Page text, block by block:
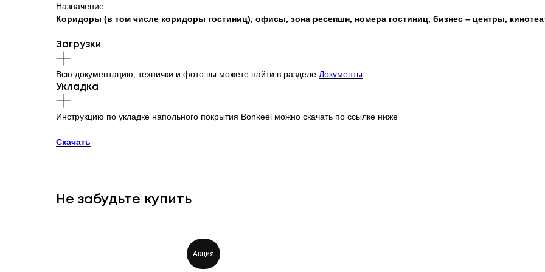
Назначение:
Коридоры (в том числе коридоры гостиниц), офисы, зона ресепшн, номера гостиниц, бизнес – центры,
Загрузки
Всю документацию, технички и фото вы можете найти в разделе Документы
Укладка
Инструкцию по укладке напольного покрытия Bonkeel можно скачать по ссылке ниже
Скачать
Не забудьте купить
Акция